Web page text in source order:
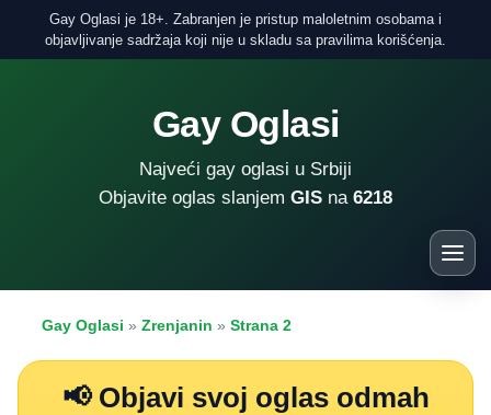
Gay Oglasi je 18+. Zabranjen je pristup maloletnim osobama i
objavljivanje sadržaja koji nije u skladu sa pravilima korišćenja.
Gay Oglasi
Najveći gay oglasi u Srbiji
Objavite oglas slanjem GIS na 6218
Gay Oglasi » Zrenjanin » Strana 2
📢 Objavi svoj oglas odmah